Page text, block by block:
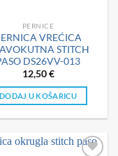
PERNICE
VREĆICA
STITCH
DS26VV-013
12,50€
DODAJ U KOŠARICU